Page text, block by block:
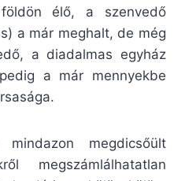
élő, a szenvedő
a már meghalt, de még
a diadalmas egyház
a már mennyekbe
mindazon megdicsőült
megszámlálhatatlan